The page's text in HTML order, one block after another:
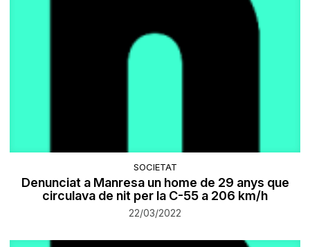
SOCIETAT
Denunciat a Manresa un home de 29 anys que
circulava de nit per la C-55 a 206 km/h
22/03/2022